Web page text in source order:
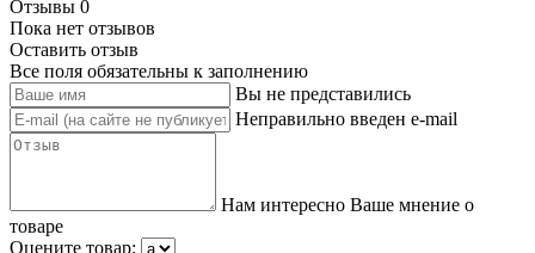
Отзывы 0
Пока нет отзывов
Оставить отзыв
Все поля обязательны к заполнению
Вы не представились
Неправильно введен e-mail
Нам интересно Ваше мнение о
товаре
Оцените товар: